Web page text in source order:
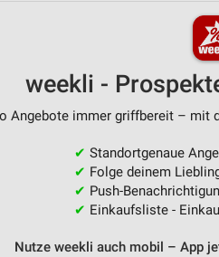
weekli -
Angebote immer griffbereit – mit
✔ Standortgenaue
✔ Folge deinem
✔ Push-
✔ Einkaufsliste -
Nutze weekli auch mobil – App